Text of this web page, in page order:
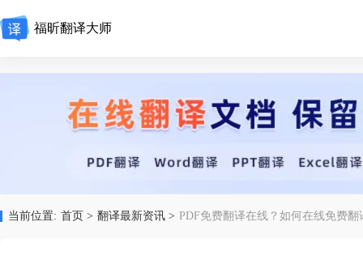
福昕翻译大师
当前位置: 首页 > 翻译最新资讯 > PDF免费翻译在线？如何在线免费翻